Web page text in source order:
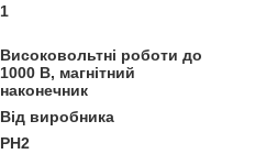
1
Високовольтні роботи до
1000 В, магнітний
наконечник
Від виробника
PH2